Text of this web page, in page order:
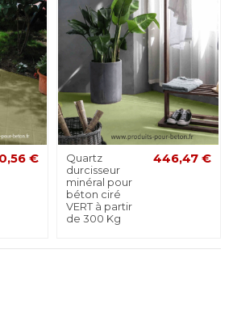
€
Quartz
durcisseur
minéral pour
béton ciré
VERT à partir
de 300 Kg
446,47 €